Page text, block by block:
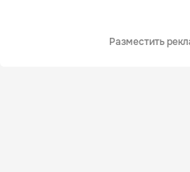
Разместить